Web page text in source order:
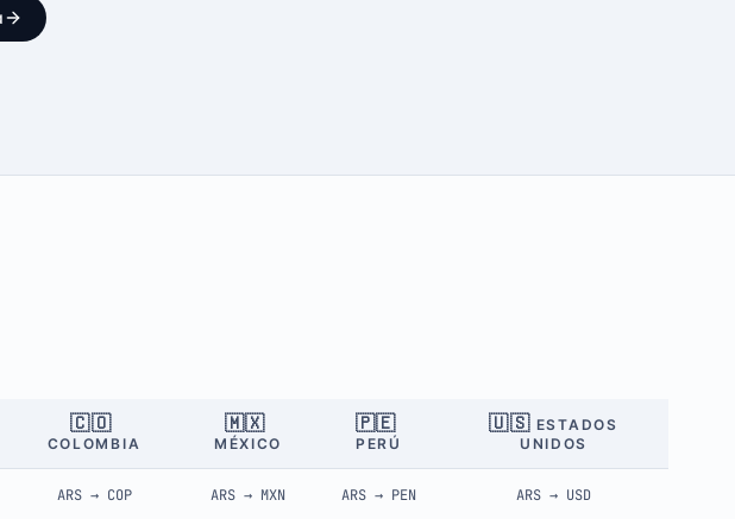
🇨🇴
COLOMBIA
🇲🇽
MÉXICO
🇵🇪
PERÚ
🇺🇸 ESTADOS
UNIDOS
ARS→ COP ARS → MXN ARS → PEN ARS → USD